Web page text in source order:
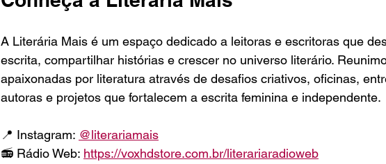
A Literária Mais é um espaço dedicado a leitoras e escritoras que
escrita, compartilhar histórias e crescer no universo literário.
apaixonadas por literatura através de desafios criativos, oficinas,
autoras e projetos que fortalecem a escrita feminina e independente.
📍 Instagram: @literariamais
📻 Rádio Web: https://voxhdstore.com.br/literariaradioweb